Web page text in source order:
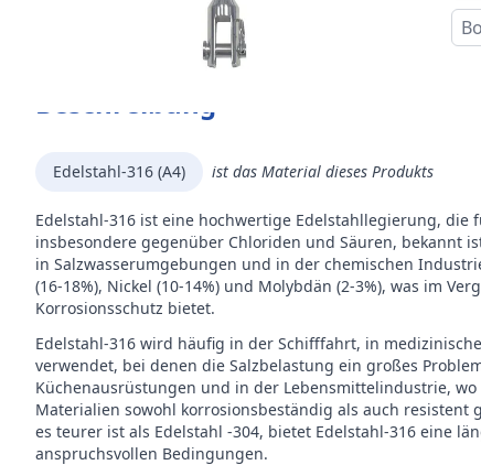
Beschreibung
Edelstahl-316 (A4) ist das Material dieses Produkts
Edelstahl-316 ist eine hochwertige Edelstahllegierung,
insbesondere gegenüber Chloriden und Säuren, bekannt
in Salzwasserumgebungen und in der chemischen
(16-18%), Nickel (10-14%) und Molybdän (2-3%), was im
Korrosionsschutz bietet.
Edelstahl-316 wird häufig in der Schifffahrt, in
verwendet, bei denen die Salzbelastung ein großes
Küchenausrüstungen und in der Lebensmittelindustrie,
Materialien sowohl korrosionsbeständig als auch resistent
es teurer ist als Edelstahl -304, bietet Edelstahl-316 eine
anspruchsvollen Bedingungen.